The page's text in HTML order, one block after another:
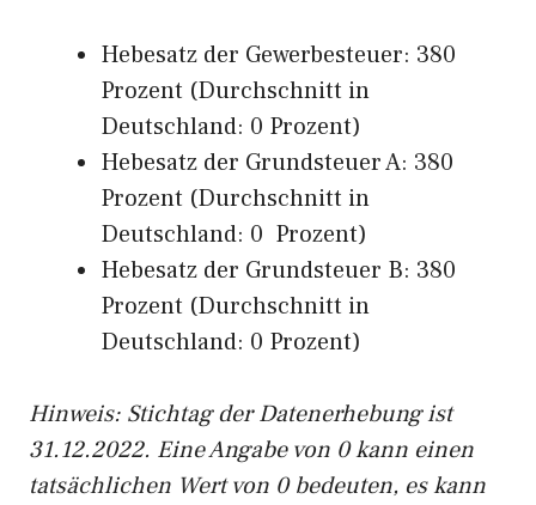
Hebesatz der Gewerbesteuer: 380
Prozent (Durchschnitt in
Deutschland: 0 Prozent)
Hebesatz der Grundsteuer A: 380
Prozent (Durchschnitt in
Deutschland: 0 Prozent)
Hebesatz der Grundsteuer B: 380
Prozent (Durchschnitt in
Deutschland: 0 Prozent)
Hinweis: Stichtag der Datenerhebung ist
31.12.2022. Eine Angabe von 0 kann einen
tatsächlichen Wert von 0 bedeuten, es kann